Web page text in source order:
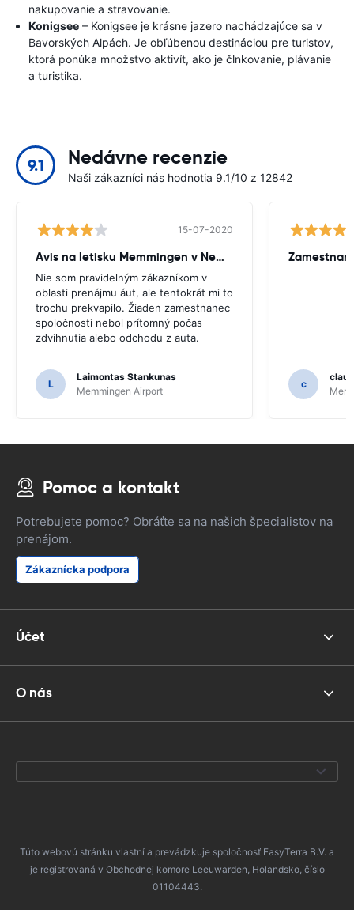
nakupovanie a stravovanie.
Konigsee – Konigsee je krásne jazero nachádzajúce sa v
Bavorských Alpách. Je obľúbenou destináciou pre turistov,
ktorá ponúka množstvo aktivít, ako je člnkovanie, plávanie
a turistika.
9.1 Nedávne recenzie
Naši zákazníci nás hodnotia 9.1/10 z 12842
15-07-2020
Avis na letisku Memmingen v Nemecku.
Nie som pravidelným zákazníkom v
oblasti prenájmu áut, ale tentokrát mi to
trochu prekvapilo. Žiaden zamestnanec
spoločnosti nebol prítomný počas
zdvihnutia alebo odchodu z auta.
L
Laimontas Stankunas
Memmingen Airport
c
Pomoc a kontakt
Potrebujete pomoc? Obráťte sa na našich špecialistov na
prenájom.
Zákaznícka podpora
Účet
O nás
Túto webovú stránku vlastní a prevádzkuje spoločnosť EasyTerra B.V. a
je registrovaná v Obchodnej komore Leeuwarden, Holandsko, číslo
01104443.